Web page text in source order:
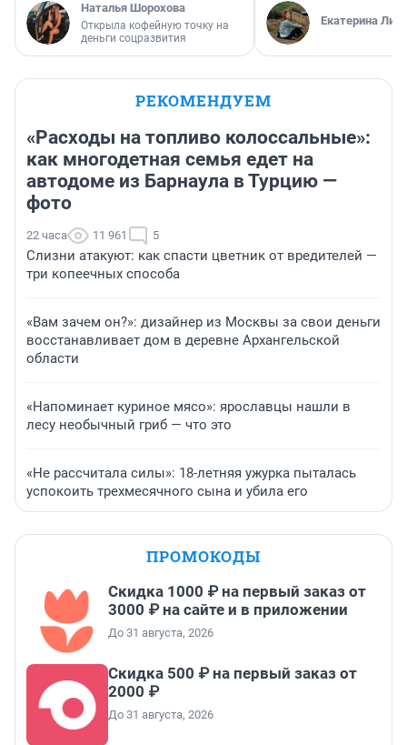
Наталья Шорохова
Открыла кофейную точку на
деньги соцразвития
Екатерина
РЕКОМЕНДУЕМ
«Расходы на топливо колоссальные»:
как многодетная семья едет на
автодоме из Барнаула в Турцию —
фото
22 часа 11 961 5
Слизни атакуют: как спасти цветник от вредителей —
три копеечных способа
«Вам зачем он?»: дизайнер из Москвы за свои деньги
восстанавливает дом в деревне Архангельской
области
«Напоминает куриное мясо»: ярославцы нашли в
лесу необычный гриб — что это
«Не рассчитала силы»: 18-летняя ужурка пыталась
успокоить трехмесячного сына и убила его
ПРОМОКОДЫ
Скидка 1000 ₽ на первый заказ от
3000 ₽ на сайте и в приложении
До 31 августа, 2026
Скидка 500 ₽ на первый заказ от
2000 ₽
До 31 августа, 2026